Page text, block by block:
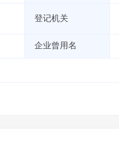
登记机关
企业曾用名